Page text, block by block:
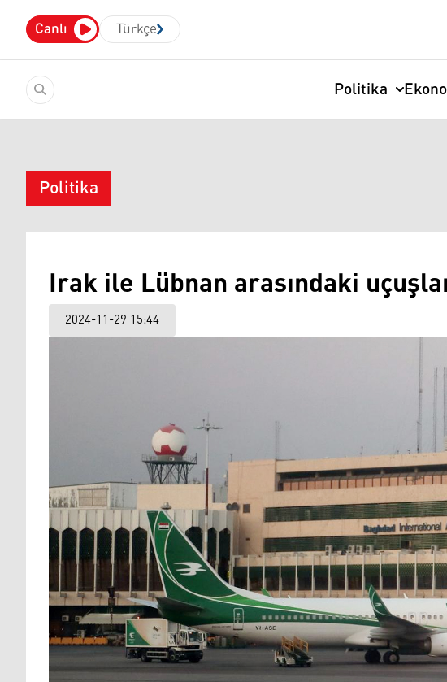
Canlı Türkçe
Politika
Politika
Irak ile Lübnan arasındaki
2024-11-29 15:44